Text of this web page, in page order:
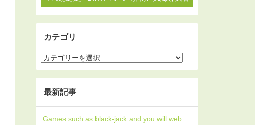
カテゴリ
最新記事
Games such as black-jack and you will web